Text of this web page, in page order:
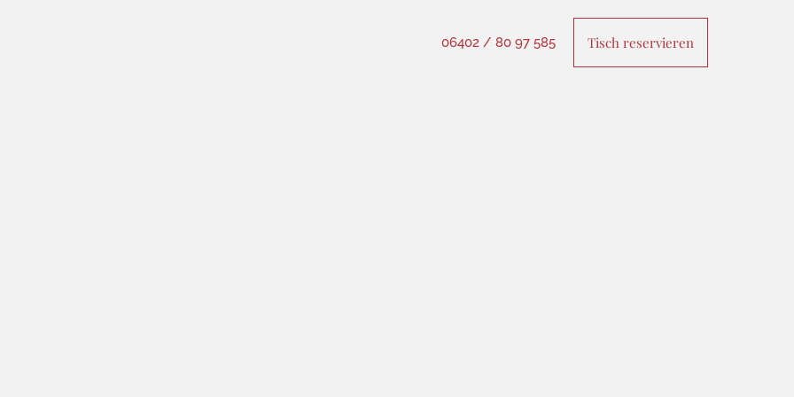
06402 / 80 97 585 Tisch reservieren